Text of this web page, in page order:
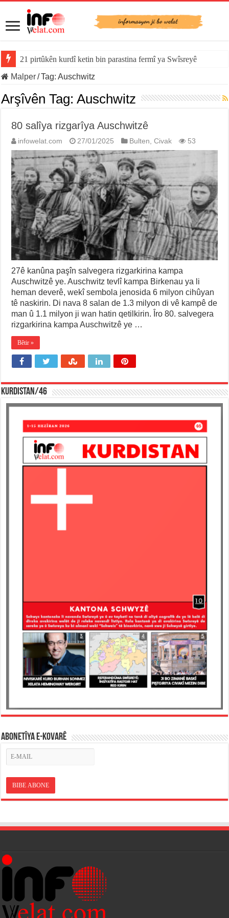
21 pirtûkên kurdî ketin bin parastina fermî ya Swîsreyê
Malper/Tag:Auschwitz
Arşîvên Tag:Auschwitz
80 salîya rizgarîya Auschwitzê
infowelat.com 27/01/2025 Bulten,Civak 53
27ê kanûna paşîn salvegera rizgarkirina kampa
Auschwitzê ye. Auschwitz tevlî kampa Birkenau ya li
heman deverê, wekî sembola jenosida 6 milyon cihûyan
tê naskirin. Di nava 8 salan de 1.3 milyon di vê kampê de
man û 1.1 milyon ji wan hatin qetilkirin. Îro 80. salvegera
rizgarkirina kampa Auschwitzê ye …
Bêtir »
KURDISTAN/46
ABONETÎYA E-KOVARÊ